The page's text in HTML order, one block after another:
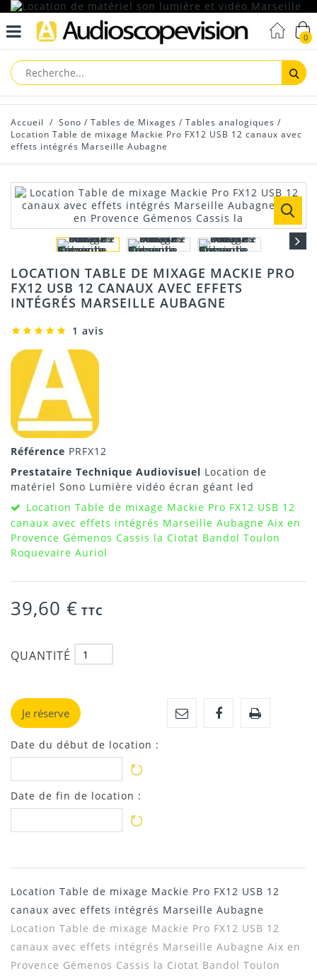
0
Accueil / Sono / Tables de Mixages / Tables analogiques /
Location Table de mixage Mackie Pro FX12 USB 12 canaux avec
effets intégrés Marseille Aubagne
LOCATION TABLE DE MIXAGE MACKIE PRO
FX12 USB 12 CANAUX AVEC EFFETS
INTÉGRÉS MARSEILLE AUBAGNE
1 avis
Référence PRFX12
Prestataire Technique Audiovisuel Location de
matériel Sono Lumière vidéo écran géant led
Location Table de mixage Mackie Pro FX12 USB 12
canaux avec effets intégrés Marseille Aubagne Aix en
Provence Gémenos Cassis la Ciotat Bandol Toulon
Roquevaire Auriol
39,60 € TTC
QUANTITÉ
Je réserve
Date du début de location :
Date de fin de location :
Location Table de mixage Mackie Pro FX12 USB 12
canaux avec effets intégrés Marseille Aubagne
Location Table de mixage Mackie Pro FX12 USB 12
canaux avec effets intégrés Marseille Aubagne Aix en
Provence Gémenos Cassis la Ciotat Bandol Toulon